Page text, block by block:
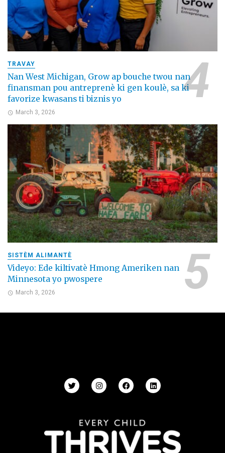
TRAVAY
Nan West Michigan, Grow ap bouche twou nan
finansman pou antreprenè ki gen koulè, sa ki
favorize kwasans ti biznis yo
March 3, 2026
SISTÈM ALIMANTÈ
Videyo: Ede kiltivatè Hmong Ameriken nan
Minnesota yo pwospere
March 3, 2026